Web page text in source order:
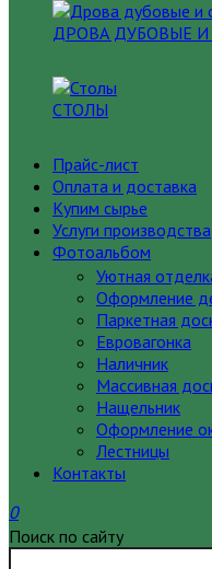
ДРОВА ДУБОВЫЕ
СТОЛЫ
Прайс-лист
Оплата и доставка
Купим сырье
Услуги производства
Фотоальбом
Уютная
Оформление
Паркетная
Евровагонка
Наличник
Массивная
Нащельник
Оформление
Лестницы
Контакты
0
Поиск по сайту